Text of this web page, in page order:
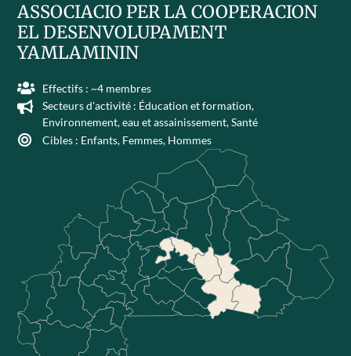
ASSOCIACIO PER LA COOPERACION
EL DESENVOLUPAMENT
YAMLAMININ
Effectifs : ~4 membres
Secteurs d'activité : Éducation et formation,
Environnement, eau et assainissement,Santé
Cibles : Enfants, Femmes, Hommes